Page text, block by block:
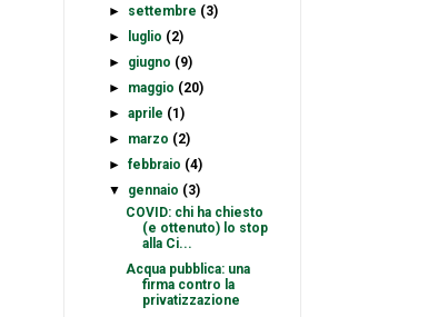
► settembre (3)
►
luglio (2)
► giugno (9)
► maggio (20)
►aprile (1)
► marzo (2)
►febbraio (4)
▼
gennaio (3)
COVID: chi ha chiesto
(e ottenuto) lo stop
alla Ci...
Acqua pubblica: una
firma contro la
privatizzazione